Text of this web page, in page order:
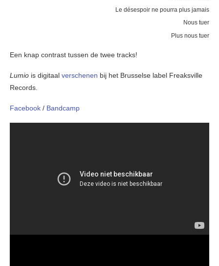
Le désespoir ne pourra plus jamais
Nous tuer
Plus nous tuer
Een knap contrast tussen de twee tracks!
Lumio is digitaal verschenen bij het Brusselse label Freaksville
Records.
Facebook / Bandcamp